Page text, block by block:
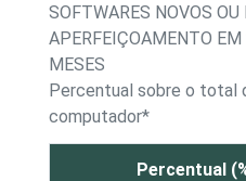
SOFTWARES NOVOS
APERFEIÇOAMENTO EM
MESES
Percentual sobre o total
computador*
Percentual